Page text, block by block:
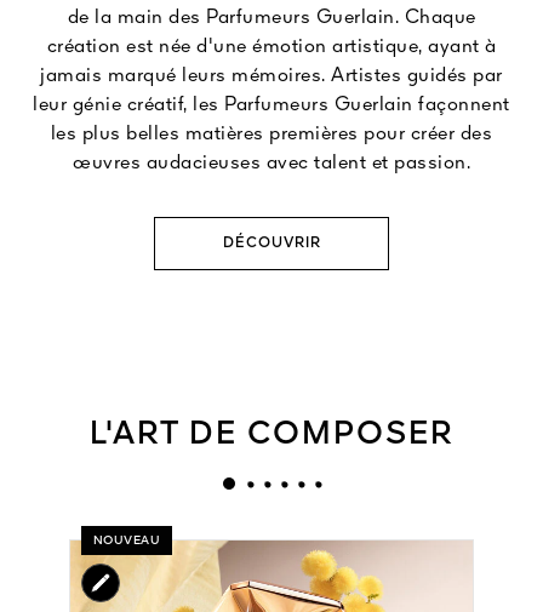
de la main des Parfumeurs Guerlain. Chaque
création est née d'une émotion artistique, ayant à
jamais marqué leurs mémoires. Artistes guidés par
leur génie créatif, les Parfumeurs Guerlain façonnent
les plus belles matières premières pour créer des
œuvres audacieuses avec talent et passion.
DÉCOUVRIR
L'ART DE COMPOSER
NOUVEAU